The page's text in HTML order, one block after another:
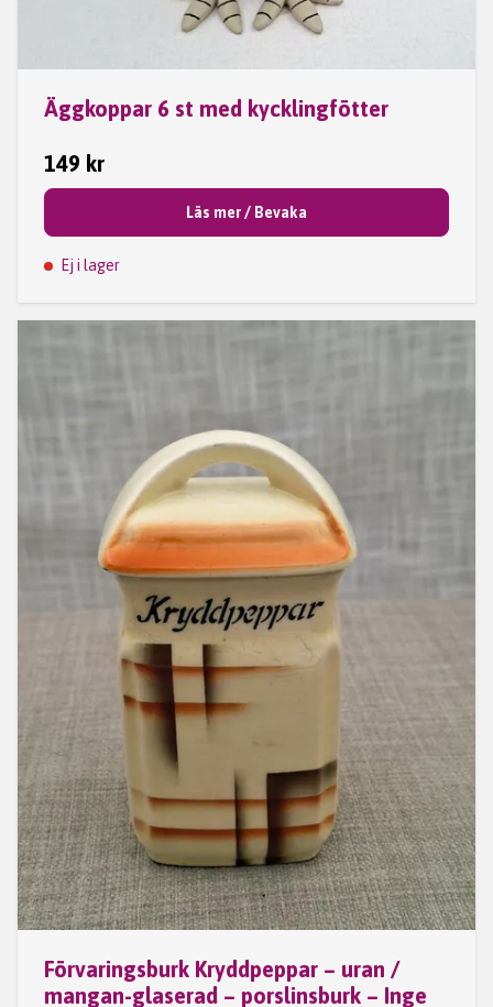
Äggkoppar 6 st med kycklingfötter
149 kr
Läs mer / Bevaka
Ej i lager
Förvaringsburk Kryddpeppar – uran /
mangan-glaserad – porslinsburk – Inge